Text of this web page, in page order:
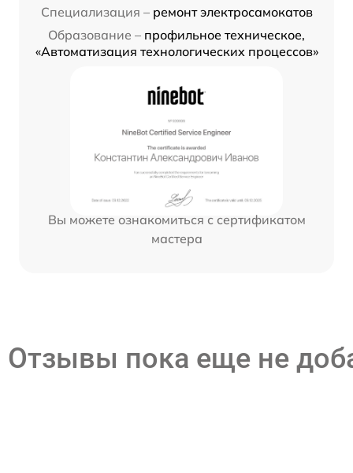
Специализация – ремонт электросамокатов
Образование – профильное техническое,
«Автоматизация технологических процессов»
Вы можете ознакомиться с сертификатом
мастера
Отзывы пока еще не